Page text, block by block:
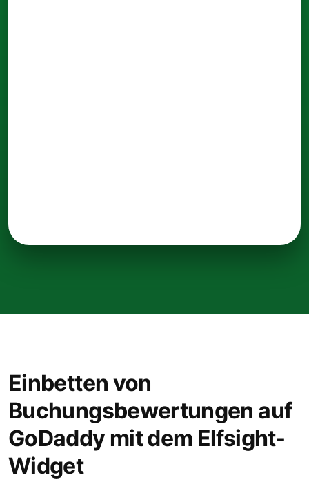
Einbetten von
Buchungsbewertungen auf
GoDaddy mit dem Elfsight-
Widget